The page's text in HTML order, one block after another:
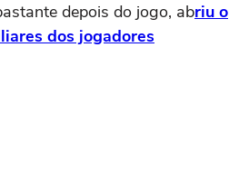
depois do jogo, abriu o
dos jogadores